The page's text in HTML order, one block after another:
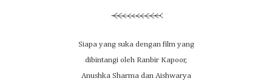
Siapa yang suka dengan film yang
dibintangi oleh Ranbir Kapoor,
Anushka Sharma dan Aishwarya